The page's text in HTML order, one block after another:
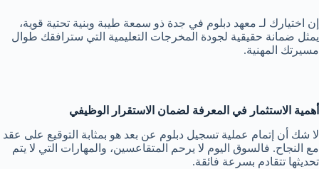
إن اختيارك لـ معهد دبلوم في جدة ذو سمعة طيبة وبنية تحتية قوية،
يمثل ضمانة حقيقية لجودة المخرجات التعليمية التي سترافقك طوال
مسيرتك المهنية.
أهمية الاستثمار في المعرفة لضمان الاستقرار الوظيفي
لا شك أن إتمام عملية تسجيل دبلوم عن بعد هو بمثابة التوقيع على عقد
مع النجاح. فالسوق اليوم لا يرحم المتقاعسين، والمهارات التي لا يتم
تحديثها تتقادم بسرعة فائقة.